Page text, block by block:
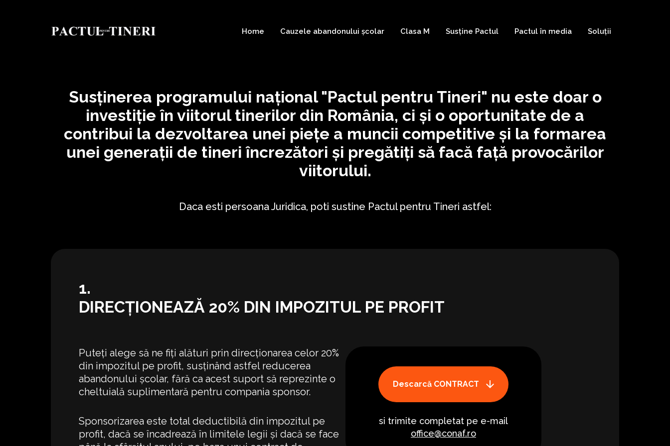
Home Cauzele abandonului școlar Clasa M Susține Pactul
Susține Pactul ca
Pactul în media Soluții
Susținerea programului național "Pactul pentru Tineri" nu este doar o
investiție în viitorul tinerilor din România, ci și o oportunitate de a
contribui la dezvoltarea unei piețe a muncii competitive și la formarea
unei generații de tineri încrezători și pregătiți să facă față provocărilor
viitorului.
Daca esti persoana Juridica, poti sustine Pactul pentru Tineri astfel:
1.
DIRECȚIONEAZĂ 20% DIN IMPOZITUL PE PROFIT
Puteți alege să ne fiți alături prin direcționarea celor 20%
din impozitul pe profit, susținând astfel reducerea
abandonului școlar, fără ca acest suport să reprezinte o
cheltuială suplimentară pentru compania sponsor.
Sponsorizarea este total deductibilă din impozitul pe
profit, dacă se încadrează în limitele legii și dacă se face
Descarcă CONTRACT
si trimite completat pe e-mail
office@conaf.ro